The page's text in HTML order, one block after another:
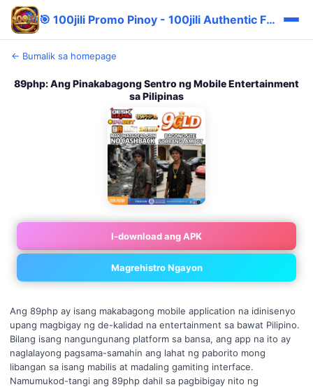
🎯 100jili Promo Pinoy - 100jili Authentic Fast Apk
← Bumalik sa homepage
89php: Ang Pinakabagong Sentro ng Mobile Entertainment
sa Pilipinas
I-download ang APK
Magrehistro Ngayon
Ang 89php ay isang makabagong mobile application na idinisenyo
upang magbigay ng de-kalidad na entertainment sa bawat Pilipino.
Bilang isang nangungunang platform sa bansa, ang app na ito ay
naglalayong pagsama-samahin ang lahat ng paborito mong
libangan sa isang mabilis at madaling gamiting interface.
Namumukod-tangi ang 89php dahil sa pagbibigay nito ng